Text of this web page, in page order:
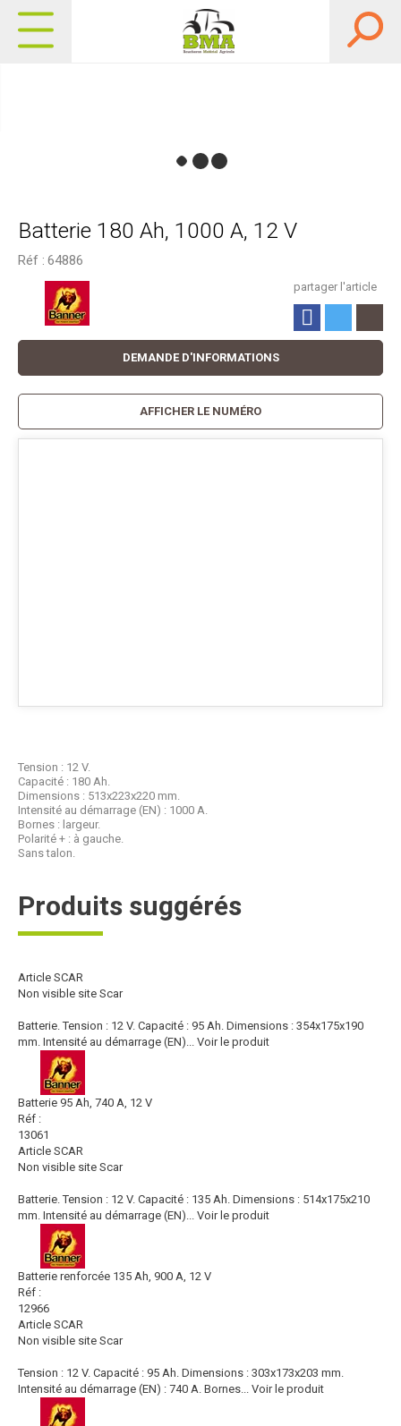
Batterie 180 Ah, 1000 A, 12 V
Réf : 64886
partager l'article
Tension : 12 V.
Capacité : 180 Ah.
Dimensions : 513x223x220 mm.
Intensité au démarrage (EN) : 1000 A.
Bornes : largeur.
Polarité + : à gauche.
Sans talon.
DEMANDE D'INFORMATIONS
AFFICHER LE NUMÉRO
Produits suggérés
Article SCAR
Non visible site Scar
Batterie. Tension : 12 V. Capacité : 95 Ah. Dimensions : 354x175x190
mm. Intensité au démarrage (EN)... Voir le produit
Batterie 95 Ah, 740 A, 12 V
Réf :
13061
Article SCAR
Non visible site Scar
Batterie. Tension : 12 V. Capacité : 135 Ah. Dimensions : 514x175x210
mm. Intensité au démarrage (EN)... Voir le produit
Batterie renforcée 135 Ah, 900 A, 12 V
Réf :
12966
Article SCAR
Non visible site Scar
Tension : 12 V. Capacité : 95 Ah. Dimensions : 303x173x203 mm.
Intensité au démarrage (EN) : 740 A. Bornes... Voir le produit